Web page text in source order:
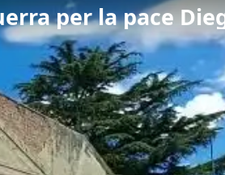
per la pace